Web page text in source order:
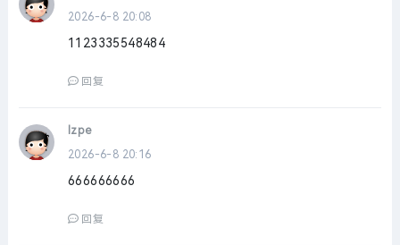
2026-6-8 20:08
1123335548484
回复
lzpe
2026-6-8 20:16
666666666
回复